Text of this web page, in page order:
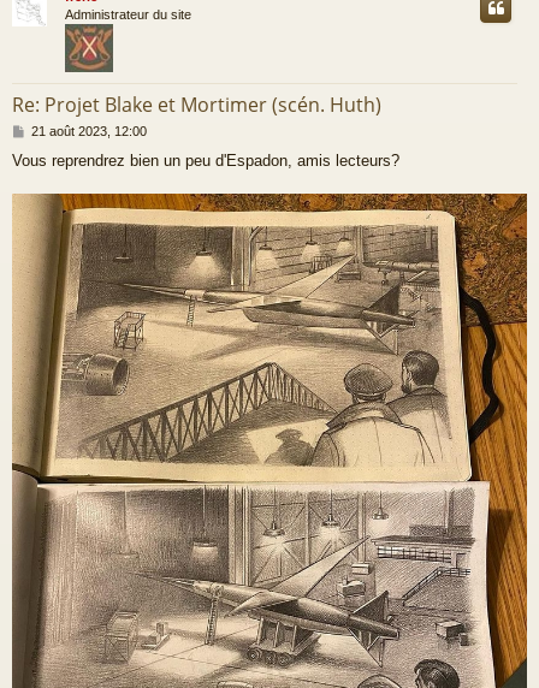
Administrateur du site
Re: Projet Blake et Mortimer (scén. Huth)
M
s
e
21 août 2023, 12:00
Vous reprendrez bien un peu d'Espadon, amis lecteurs?